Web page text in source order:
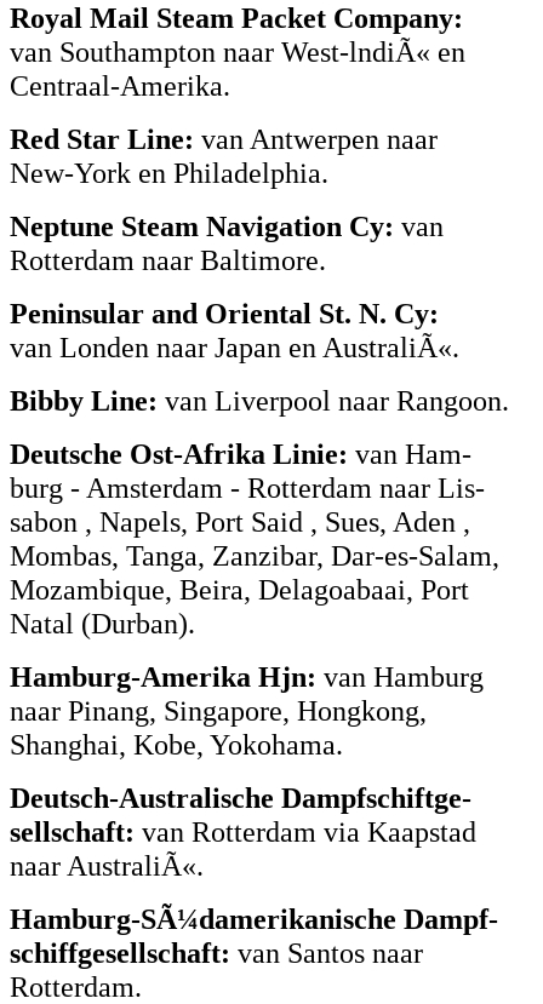
Royal Mail Steam Packet Company:
van Southampton naar West-lndiÃ« en
Centraal-Amerika.
Red Star Line: van Antwerpen naar
New-York en Philadelphia.
Neptune Steam Navigation Cy: van
Rotterdam naar Baltimore.
Peninsular and Oriental St. N. Cy:
van Londen naar Japan en AustraliÃ«.
Bibby Line: van Liverpool naar Rangoon.
Deutsche Ost-Afrika Linie: van Ham-
burg - Amsterdam - Rotterdam naar Lis-
sabon , Napels, Port Said , Sues, Aden ,
Mombas, Tanga, Zanzibar, Dar-es-Salam,
Mozambique, Beira, Delagoabaai, Port
Natal (Durban).
Hamburg-Amerika Hjn: van Hamburg
naar Pinang, Singapore, Hongkong,
Shanghai, Kobe, Yokohama.
Deutsch-Australische Dampfschiftge-
sellschaft: van Rotterdam via Kaapstad
naar AustraliÃ«.
Hamburg-SÃ¼damerikanische Dampf-
schiffgesellschaft: van Santos naar
Rotterdam.